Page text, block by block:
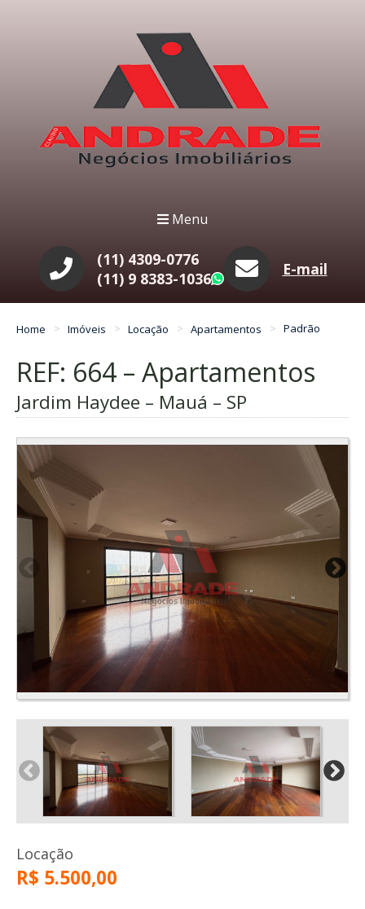
Menu
(11) 4309-0776
(11) 9 8383-1036
WhatsApp
E-mail
Home Imóveis Locação Apartamentos Padrão
REF: 664 – Apartamentos
Jardim Haydee – Mauá – SP
Locação
R$ 5.500,00